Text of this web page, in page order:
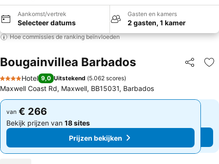
Aankomst/vertrek
Selecteer datums
Gasten en kamers
2 gasten, 1 kamer
Hoe commissies de ranking beïnvloeden
Bougainvillea Barbados Delen
4 Sterren
Hotel 9,0 Uitstekend (5.062 scores)
Maxwell Coast Rd, Maxwell, BB15031, Barbados
van € 266
Bekijk prijzen van 18 sites
Prijzen bekijken
van € 266
Bekijk prijzen van 18 sites
Prijzen bekijken